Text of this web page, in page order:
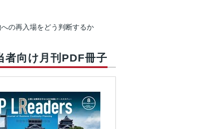
の再入場をどう判断するか
者向け月刊PDF冊子